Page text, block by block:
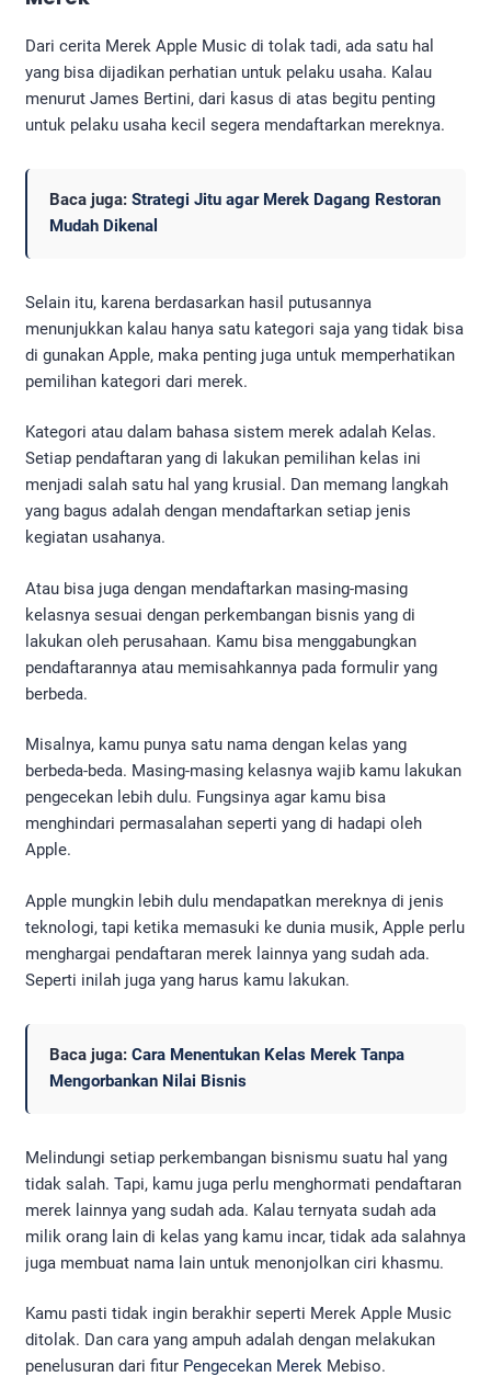
Dari cerita Merek Apple Music di tolak tadi, ada satu hal
yang bisa dijadikan perhatian untuk pelaku usaha. Kalau
menurut James Bertini, dari kasus di atas begitu penting
untuk pelaku usaha kecil segera mendaftarkan mereknya.
Baca juga: Strategi Jitu agar Merek Dagang Restoran
Mudah Dikenal
Selain itu, karena berdasarkan hasil putusannya
menunjukkan kalau hanya satu kategori saja yang tidak bisa
di gunakan Apple, maka penting juga untuk memperhatikan
pemilihan kategori dari merek.
Kategori atau dalam bahasa sistem merek adalah Kelas.
Setiap pendaftaran yang di lakukan pemilihan kelas ini
menjadi salah satu hal yang krusial. Dan memang langkah
yang bagus adalah dengan mendaftarkan setiap jenis
kegiatan usahanya.
Atau bisa juga dengan mendaftarkan masing-masing
kelasnya sesuai dengan perkembangan bisnis yang di
lakukan oleh perusahaan. Kamu bisa menggabungkan
pendaftarannya atau memisahkannya pada formulir yang
berbeda.
Misalnya, kamu punya satu nama dengan kelas yang
berbeda-beda. Masing-masing kelasnya wajib kamu lakukan
pengecekan lebih dulu. Fungsinya agar kamu bisa
menghindari permasalahan seperti yang di hadapi oleh
Apple.
Apple mungkin lebih dulu mendapatkan mereknya di jenis
teknologi, tapi ketika memasuki ke dunia musik, Apple perlu
menghargai pendaftaran merek lainnya yang sudah ada.
Seperti inilah juga yang harus kamu lakukan.
Baca juga: Cara Menentukan Kelas Merek Tanpa
Mengorbankan Nilai Bisnis
Melindungi setiap perkembangan bisnismu suatu hal yang
tidak salah. Tapi, kamu juga perlu menghormati pendaftaran
merek lainnya yang sudah ada. Kalau ternyata sudah ada
milik orang lain di kelas yang kamu incar, tidak ada salahnya
juga membuat nama lain untuk menonjolkan ciri khasmu.
Kamu pasti tidak ingin berakhir seperti Merek Apple Music
ditolak. Dan cara yang ampuh adalah dengan melakukan
penelusuran dari fitur Pengecekan Merek Mebiso.